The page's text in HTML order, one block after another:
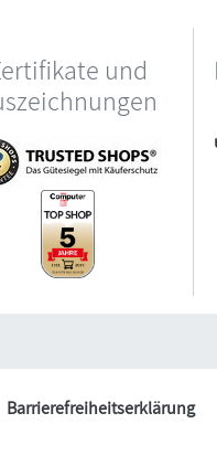
und
Barrierefreiheitserklärung